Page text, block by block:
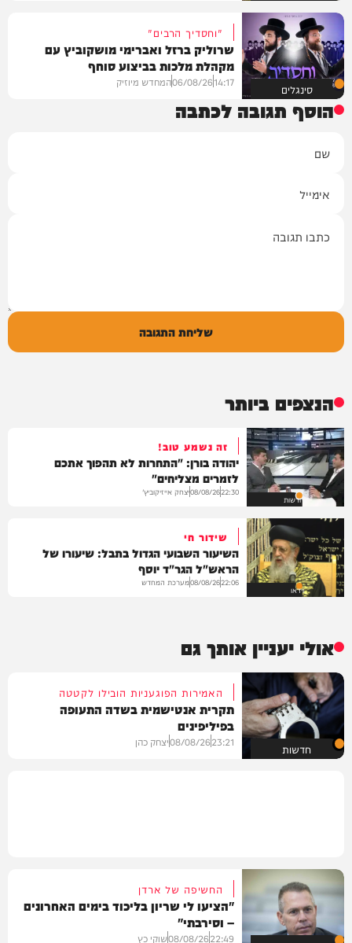
סינגלים
"וחסדיך הרבים"
שרוליק ברזל ואברימי מושקוביץ עם
מקהלת מלכות בביצוע סוחף
14:17
06/08/26המחדש מיוזיק
הוסף תגובה לכתבה
שליחת התגובה
הנצפים ביותר
חדשות
זה נשמע טוב!
יהודה בורן: "התחרות לא תהפוך אתכם
לזמרים מצליחים"
22:30
08/08/26יצחק אייזיקוביץ'
וידאו
שידור חי
השיעור השבועי הגדול בתבל: שיעורו של
הראש"ל הגר"ד יוסף
22:06
08/08/26מערכת המחדש
אולי יעניין אותך גם
חדשות
האמירות הפוגעניות הובילו לקטטה
תקרית אנטישמית בשדה התעופה
בפיליפינים
23:21
08/08/26יצחק כהן
החשיפה של ארדן
"הציעו לי שריון בליכוד בימים האחרונים
– וסירבתי"
22:49
08/08/26שוקי כץ